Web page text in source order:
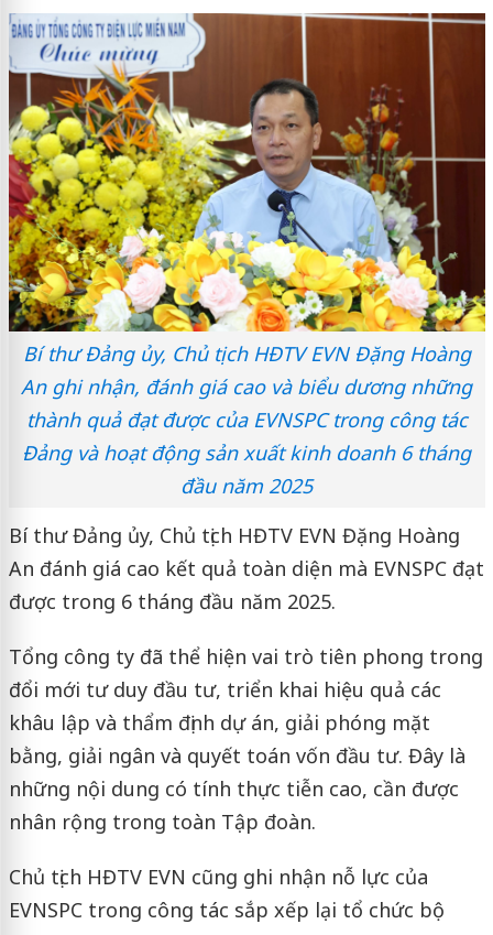
Bí thư Đảng ủy, Chủ tịch HĐTV EVN Đặng Hoàng
An ghi nhận, đánh giá cao và biểu dương những
thành quả đạt được của EVNSPC trong công tác
Đảng và hoạt động sản xuất kinh doanh 6 tháng
đầu năm 2025
Bí thư Đảng ủy, Chủ tịch HĐTV EVN Đặng Hoàng
An đánh giá cao kết quả toàn diện mà EVNSPC đạt
được trong 6 tháng đầu năm 2025.
Tổng công ty đã thể hiện vai trò tiên phong trong
đổi mới tư duy đầu tư, triển khai hiệu quả các
khâu lập và thẩm định dự án, giải phóng mặt
bằng, giải ngân và quyết toán vốn đầu tư. Đây là
những nội dung có tính thực tiễn cao, cần được
nhân rộng trong toàn Tập đoàn.
Chủ tịch HĐTV EVN cũng ghi nhận nỗ lực của
EVNSPC trong công tác sắp xếp lại tổ chức bộ